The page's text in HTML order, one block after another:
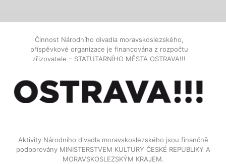
Činnost Národního divadla moravskoslezského,
příspěvkové organizace je financována z rozpočtu
zřizovatele – STATUTARNÍHO MĚSTA OSTRAVA!!!
Aktivity Národního divadla moravskoslezského jsou finančně
podporovány MINISTERSTVEM KULTURY ČESKÉ REPUBLIKY A
MORAVSKOSLEZSKÝM KRAJEM.